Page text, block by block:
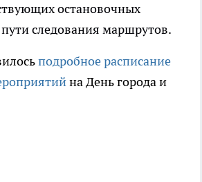
остановочных
следования маршрутов.
подробное расписание
на День города и